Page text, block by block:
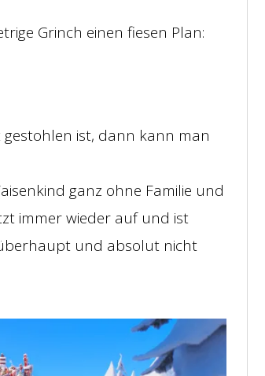
Grinch einen fiesen Plan:
ist, dann kann man
ganz ohne Familie und
immer wieder auf und ist
und absolut nicht